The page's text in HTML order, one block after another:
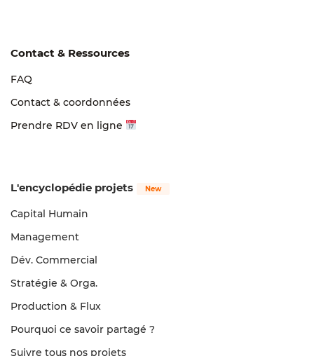
Contact & Ressources
FAQ
Contact & coordonnées
Prendre RDV en ligne
L'encyclopédie projets
Capital Humain
Management
Dév. Commercial
Stratégie & Orga.
Production & Flux
Pourquoi ce savoir partagé ?
Suivre tous nos projets